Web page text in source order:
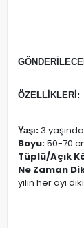
ÖZELLİKLERİ:
Yaşı: 3 yaşında
Boyu:50-70
Tüplü/Açık
Ne Zaman
yılın her ayı